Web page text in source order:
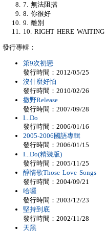
7. 無法阻擋
8. 你很好
9. 離別
10. RIGHT HERE WAITING
發行專輯：
第9次初戀
發行時間：2012/05/25
沒什麼好怕
發行時間：2010/02/26
撒野Release
發行時間：2007/09/28
I...Do
發行時間：2006/01/16
2005-2006國語專輯
發行時間：2006/01/15
I...Do(精裝版)
發行時間：2005/11/25
醇情歌Those Love Songs
發行時間：2004/09/21
哈囉
發行時間：2003/12/23
堅持到底
發行時間：2002/11/28
天黑